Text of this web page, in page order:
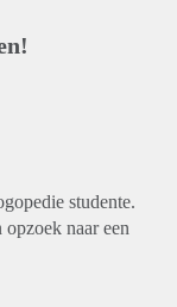
studente.
naar een